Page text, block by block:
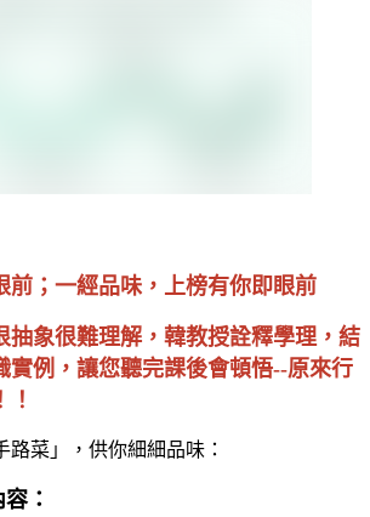
前；一經品味，上榜有你即眼前
抽象很難理解，韓教授詮釋學理，結
實例，讓您聽完課後會頓悟--原來行
路菜」，供你細細品味：
：